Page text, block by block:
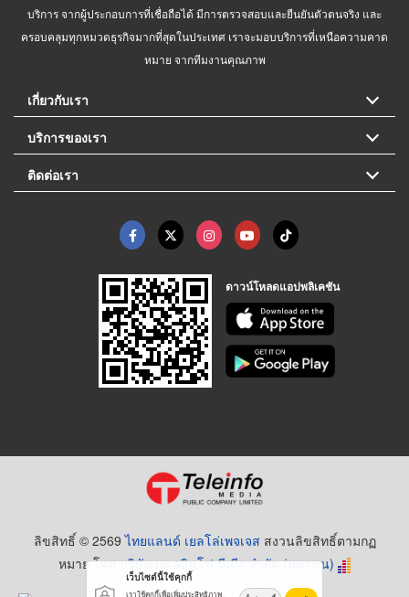
บริการ จากผู้ประกอบการที่เชื่อถือได้ มีการตรวจสอบและยืนยันตัวตนจริง และ
ครอบคลุมทุกหมวดธุรกิจมากที่สุดในประเทศ เราจะมอบบริการที่เหนือความคาด
หมาย จากทีมงานคุณภาพ
เกี่ยวกับเรา
บริการของเรา
ติดต่อเรา
ดาวน์โหลดแอปพลิเคชัน
ลิขสิทธิ์ © 2569ไทยแลนด์ เยลโล่เพจเจส สงวนลิขสิทธิ์ตามกฏ
หมาย โดยบริษัท เทเลอินโฟ มีเดีย จำกัด (มหาชน)
เว็บไซต์นี้ใช้คุกกี้
เราใช้คุกกี้เพื่อเพิ่มประสิทธิภาพ